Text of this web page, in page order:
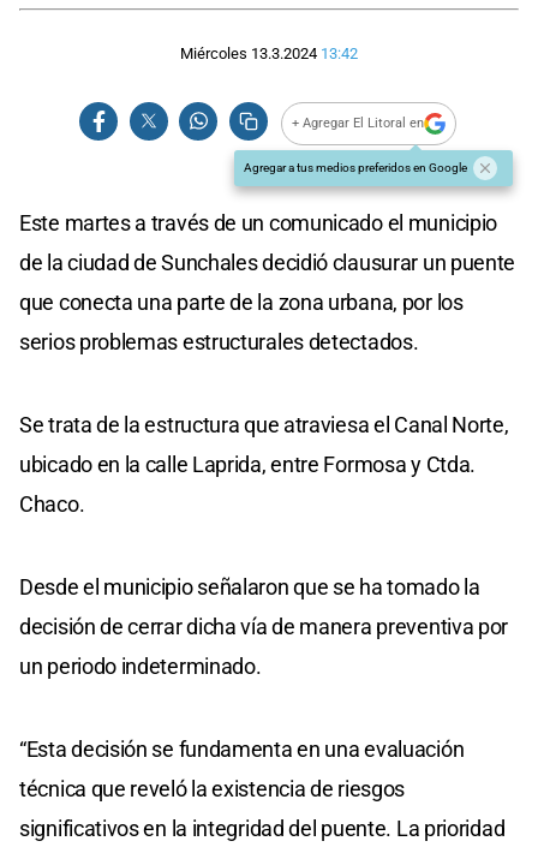
Miércoles 13.3.2024 13:42
+ Agregar El Litoral en
Agregar a tus medios preferidos en Google
Este martes a través de un comunicado el municipio
de la ciudad de Sunchales decidió clausurar un puente
que conecta una parte de la zona urbana, por los
serios problemas estructurales detectados.
Se trata de la estructura que atraviesa el Canal Norte,
ubicado en la calle Laprida, entre Formosa y Ctda.
Chaco.
Desde el municipio señalaron que se ha tomado la
decisión de cerrar dicha vía de manera preventiva por
un periodo indeterminado.
“Esta decisión se fundamenta en una evaluación
técnica que reveló la existencia de riesgos
significativos en la integridad del puente. La prioridad